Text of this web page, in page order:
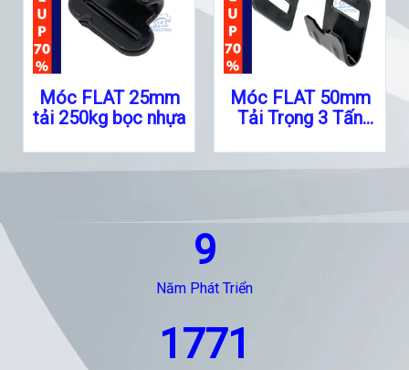
Móc FLAT 25mm
tải 250kg bọc nhựa
Móc FLAT 50mm
Tải Trọng 3 Tấn
9
Năm Phát Triển
1771